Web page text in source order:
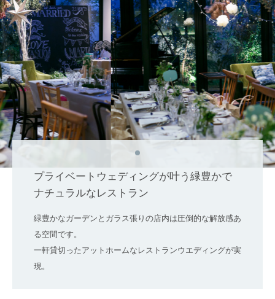
プライベートウェディングが叶う緑豊かで
ナチュラルなレストラン
緑豊かなガーデンとガラス張りの店内は圧倒的な解放感あ
る空間です。
一軒貸切ったアットホームなレストランウエディングが実
現。